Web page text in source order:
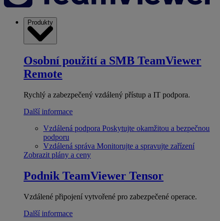
Produkty
Osobní použití a SMB TeamViewer
Remote
Rychlý a zabezpečený vzdálený přístup a IT podpora.
Další informace
Vzdálená podpora Poskytujte okamžitou a bezpečnou
podporu
Vzdálená správa Monitorujte a spravujte zařízení
Zobrazit plány a ceny
Podnik TeamViewer Tensor
Vzdálené připojení vytvořené pro zabezpečené operace.
Další informace